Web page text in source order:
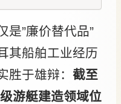
是”廉价替代品”
其船舶工业经历
胜于雄辩： 截至
游艇建造领域位